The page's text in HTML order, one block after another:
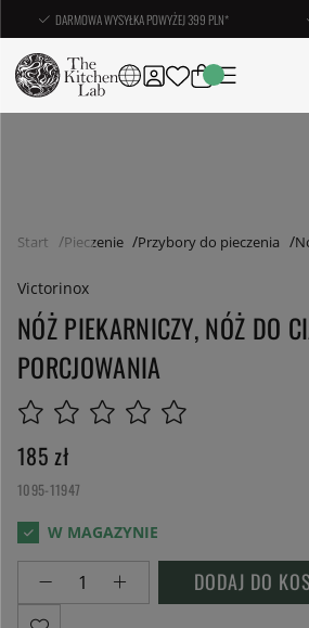
DARMOWA WYSYŁKA POWYŻEJ 399 PLN*
Start Pieczenie Przybory do pieczenia
Victorinox
NÓŻ PIEKARNICZY, NÓŻ DO
PORCJOWANIA
185 zł
1095-11947
DODAJ DO